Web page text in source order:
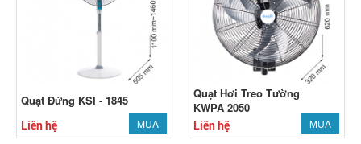
Quạt Đứng KSI - 1845
Liên hệ MUA
Quạt Hơi Treo Tường
KWPA 2050
Liên hệ MUA